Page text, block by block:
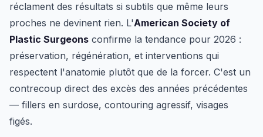
réclament des résultats si subtils que même leurs
proches ne devinent rien. L'American Society of
Plastic Surgeons confirme la tendance pour 2026 :
préservation, régénération, et interventions qui
respectent l'anatomie plutôt que de la forcer. C'est un
contrecoup direct des excès des années précédentes
— fillers en surdose, contouring agressif, visages
figés.